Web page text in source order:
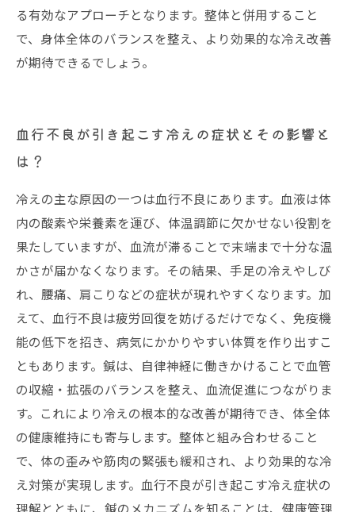
る有効なアプローチとなります。整体と併用すること
で、身体全体のバランスを整え、より効果的な冷え改善
が期待できるでしょう。
血行不良が引き起こす冷えの症状とその影響と
は？
冷えの主な原因の一つは血行不良にあります。血液は体
内の酸素や栄養素を運び、体温調節に欠かせない役割を
果たしていますが、血流が滞ることで末端まで十分な温
かさが届かなくなります。その結果、手足の冷えやしび
れ、腰痛、肩こりなどの症状が現れやすくなります。加
えて、血行不良は疲労回復を妨げるだけでなく、免疫機
能の低下を招き、病気にかかりやすい体質を作り出すこ
ともあります。鍼は、自律神経に働きかけることで血管
の収縮・拡張のバランスを整え、血流促進につながりま
す。これにより冷えの根本的な改善が期待でき、体全体
の健康維持にも寄与します。整体と組み合わせること
で、体の歪みや筋肉の緊張も緩和され、より効果的な冷
え対策が実現します。血行不良が引き起こす冷え症状の
理解とともに、鍼のメカニズムを知ることは、健康管理